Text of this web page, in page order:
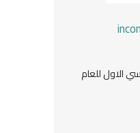
الاول للعام